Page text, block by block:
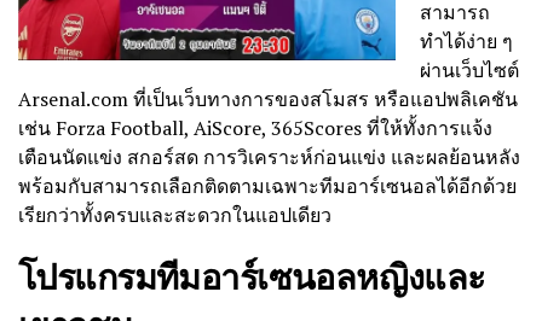
สามารถ
ทำได้ง่าย ๆ
ผ่านเว็บไซต์
Arsenal.com ที่เป็นเว็บทางการของสโมสร หรือแอปพลิเคชัน
เช่น Forza Football, AiScore, 365Scores ที่ให้ทั้งการแจ้ง
เตือนนัดแข่ง สกอร์สด การวิเคราะห์ก่อนแข่ง และผลย้อนหลัง
พร้อมกับสามารถเลือกติดตามเฉพาะทีมอาร์เซนอลได้อีกด้วย
เรียกว่าทั้งครบและสะดวกในแอปเดียว
โปรแกรมทีมอาร์เซนอลหญิงและ